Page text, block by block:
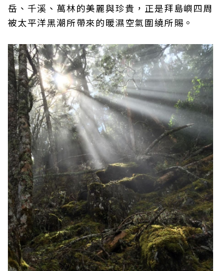
岳、千溪、萬林的美麗與珍貴，正是拜島嶼四周
被太平洋黑潮所帶來的暖濕空氣圍繞所賜。